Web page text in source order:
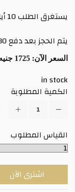
يستغرق الطلب 10 أيام عمل
يتم الحجز بعد دفع 30% من قيمة الطلب مقدماً
السعر الآن:
in stock
الكمية المطلوبة
القياس المطلوب
اشترى الآن